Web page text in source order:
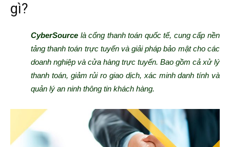
gì?
CyberSource là cổng thanh toán quốc tế, cung cấp nền
tảng thanh toán trực tuyến và giải pháp bảo mật cho các
doanh nghiệp và cửa hàng trực tuyến. Bao gồm cả xử lý
thanh toán, giảm rủi ro giao dịch, xác minh danh tính và
quản lý an ninh thông tin khách hàng.